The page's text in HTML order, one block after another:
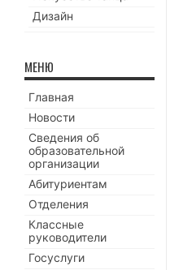
Дизайн
МЕНЮ
Главная
Новости
Сведения об
образовательной
организации
Абитуриентам
Отделения
Классные
руководители
Госуслуги